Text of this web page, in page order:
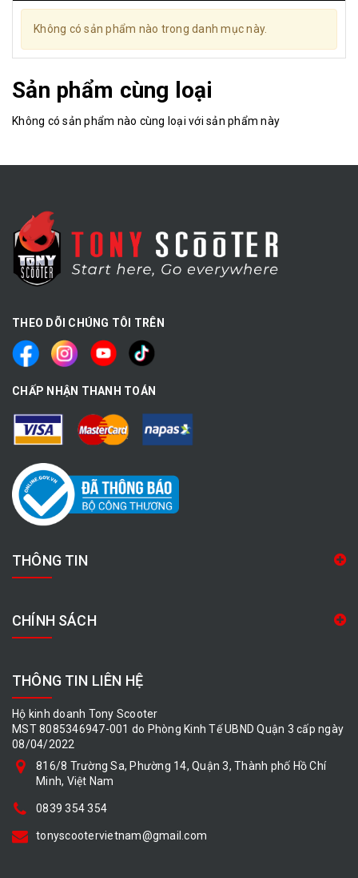
Không có sản phẩm nào trong danh mục này.
Sản phẩm cùng loại
Không có sản phẩm nào cùng loại với sản phẩm này
THEO DÕI CHÚNG TÔI TRÊN
CHẤP NHẬN THANH TOÁN
THÔNG TIN
CHÍNH SÁCH
THÔNG TIN LIÊN HỆ
Hộ kinh doanh Tony Scooter
MST 8085346947-001 do Phòng Kinh Tế UBND Quận 3 cấp ngày
08/04/2022
816/8 Trường Sa, Phường 14, Quận 3, Thành phố Hồ Chí
Minh, Việt Nam
0839 354 354
tonyscootervietnam@gmail.com